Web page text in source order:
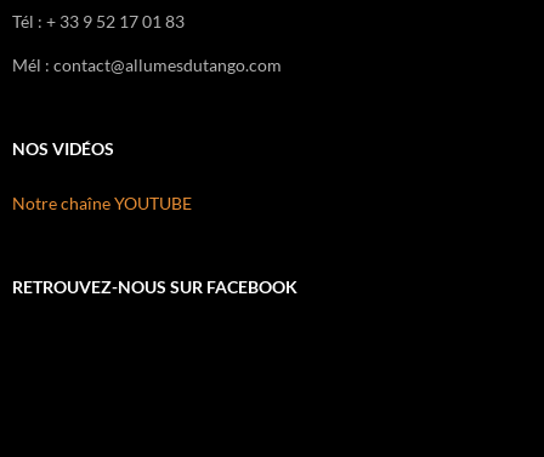
Tél : + 33 9 52 17 01 83
Mél : contact@allumesdutango.com
NOS VIDÉOS
Notre chaîne YOUTUBE
RETROUVEZ-NOUS SUR FACEBOOK